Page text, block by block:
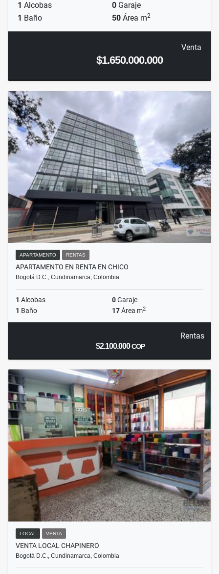
1 Alcobas 0 Garaje
1 Baño 50 Área m2
Venta
$1.650.000.000
APARTAMENTO RENTAS
APARTAMENTO EN RENTA EN CHICO
Bogotá D.C., Cundinamarca, Colombia
1 Alcobas 0Garaje
1 Baño 17Área m2
Rentas
$2.100.000COP
LOCAL VENTA
VENTA LOCAL CHAPINERO
Bogotá D.C., Cundinamarca, Colombia